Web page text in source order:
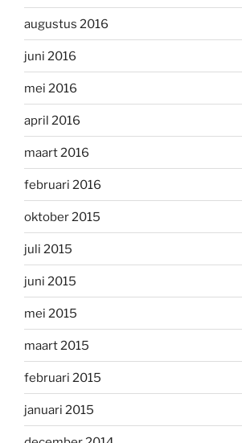
augustus 2016
juni 2016
mei 2016
april 2016
maart 2016
februari 2016
oktober 2015
juli 2015
juni 2015
mei 2015
maart 2015
februari 2015
januari 2015